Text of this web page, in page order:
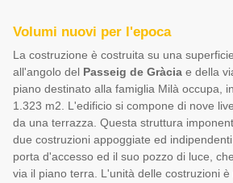
Volumi nuovi per l'epoca
La costruzione è costruita su una
all'angolo del Passeig de Gràcia e della
piano destinato alla famiglia Milà occupa,
1.323 m2. L'edificio si compone di nove
da una terrazza. Questa struttura
due costruzioni appoggiate ed
porta d'accesso ed il suo pozzo di luce,
via il piano terra. L'unità delle costruzioni